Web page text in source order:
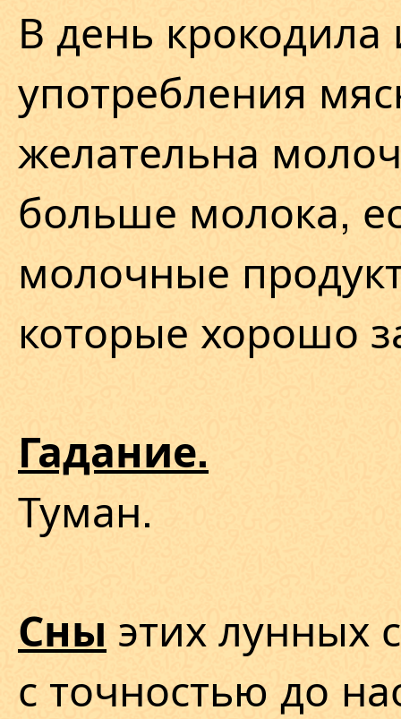
В день крокодила
употребления
желательна
больше молока,
молочные
которые хорошо
Гадание.
Туман.
Сны этих лунных
с точностью до